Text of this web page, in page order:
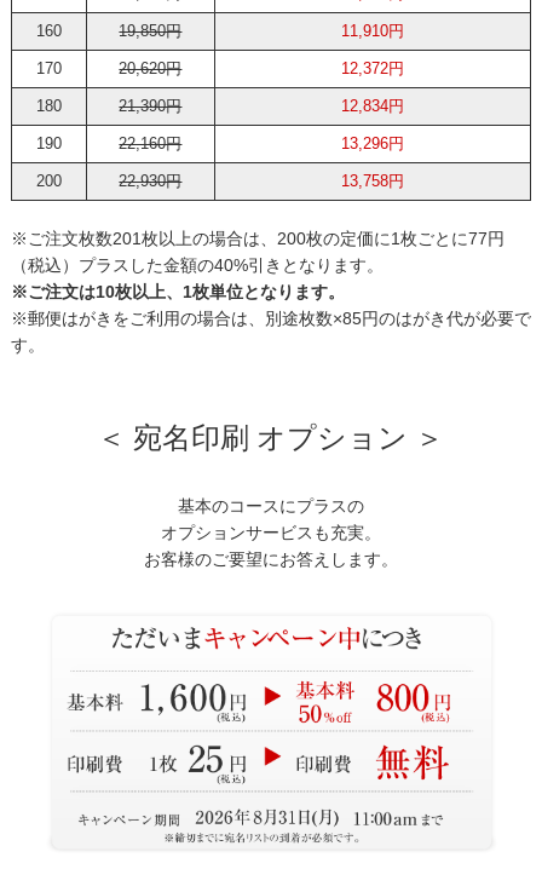
160 19,850円 11,910円
170 20,620円 12,372円
180 21,390円 12,834円
190 22,160円 13,296円
200 22,930円 13,758円
※ご注文枚数201枚以上の場合は、200枚の定価に1枚ごとに77円
（税込）プラスした金額の40%引きとなります。
※ご注文は10枚以上、1枚単位となります。
※郵便はがきをご利用の場合は、別途枚数×85円のはがき代が必要で
す。
＜ 宛名印刷 オプション ＞
基本のコースにプラスの
オプションサービスも充実。
お客様のご要望にお答えします。